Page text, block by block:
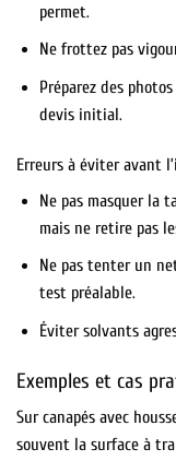
permet.
Ne frottez pas
Préparez des
devis initial.
Erreurs à éviter avant
Ne pas masquer la
mais ne retire pas
Ne pas tenter un
test préalable.
Éviter solvants
Exemples et cas
Sur canapés avec
souvent la surface à